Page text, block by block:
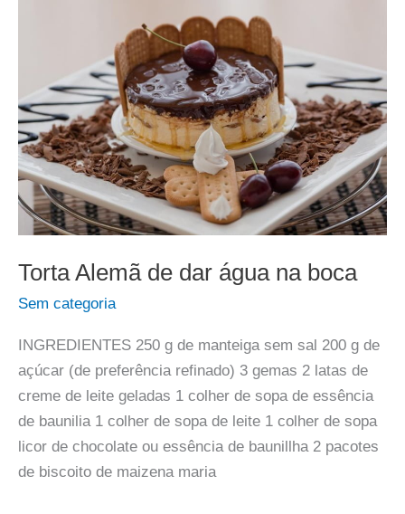
Torta Alemã de dar água na boca
Sem categoria
INGREDIENTES 250 g de manteiga sem sal 200 g de
açúcar (de preferência refinado) 3 gemas 2 latas de
creme de leite geladas 1 colher de sopa de essência
de baunilia 1 colher de sopa de leite 1 colher de sopa
licor de chocolate ou essência de baunillha 2 pacotes
de biscoito de maizena maria